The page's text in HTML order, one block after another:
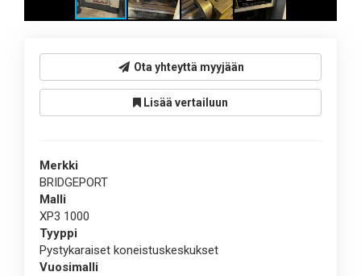
Ota yhteyttä myyjään
Lisää vertailuun
Merkki
BRIDGEPORT
Malli
XP3 1000
Tyyppi
Pystykaraiset koneistuskeskukset
Vuosimalli